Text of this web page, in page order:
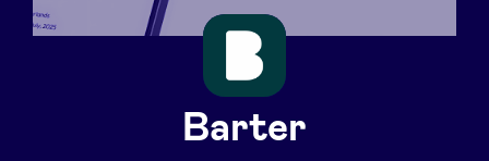
Agenda
À propos
Barter